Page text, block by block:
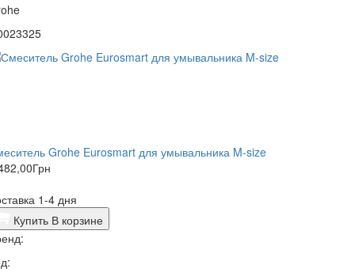
Grohe Eurosmart для умывальника M-size
Грн
1-4 дня
Купить В корзине